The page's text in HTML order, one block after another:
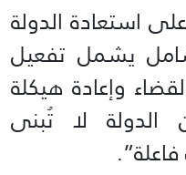
استعادة الدولة
يشمل تفعيل
وإعادة هيكلة
الدولة لا تُبنى